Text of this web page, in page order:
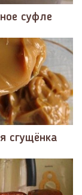
суфле
сгущёнка